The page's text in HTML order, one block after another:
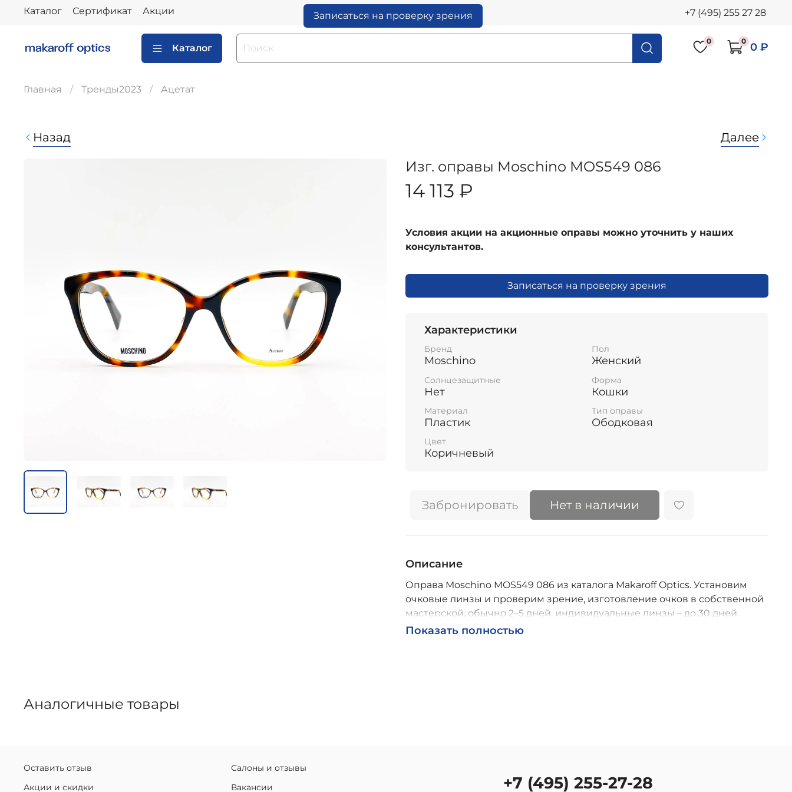
Каталог Сертификат Акции Записаться на проверку зрения +7 (495) 255 27 28
Каталог
0 0 0 ₽
Главная Тренды2023 Ацетат
Назад Далее
Изг. оправы Moschino MOS549 086
14 113 ₽
Условия акции на акционные оправы можно уточнить у наших
консультантов.
Записаться на проверку зрения
Характеристики
Бренд
Moschino
Пол
Женский
Солнцезащитные
Нет
Форма
Кошки
Материал
Пластик
Тип оправы
Ободковая
Цвет
Коричневый
Забронировать Нет в наличии
Описание
Оправа Moschino MOS549 086 из каталога Makaroff Optics. Установим
очковые линзы и проверим зрение, изготовление очков в собственной
мастерской, обычно 2–5 дней, индивидуальные линзы – до 30 дней.
Возможна доставка по России.
Показать полностью
Аналогичные товары
Оставить отзыв
Акции и скидки
Салоны и отзывы
Вакансии
+7 (495) 255-27-28